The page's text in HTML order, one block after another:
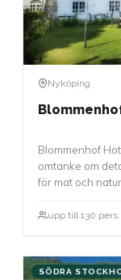
Nyköping
Blommenhof
omtanke om
för mat och
upp till 130 pers.
SÖDRA